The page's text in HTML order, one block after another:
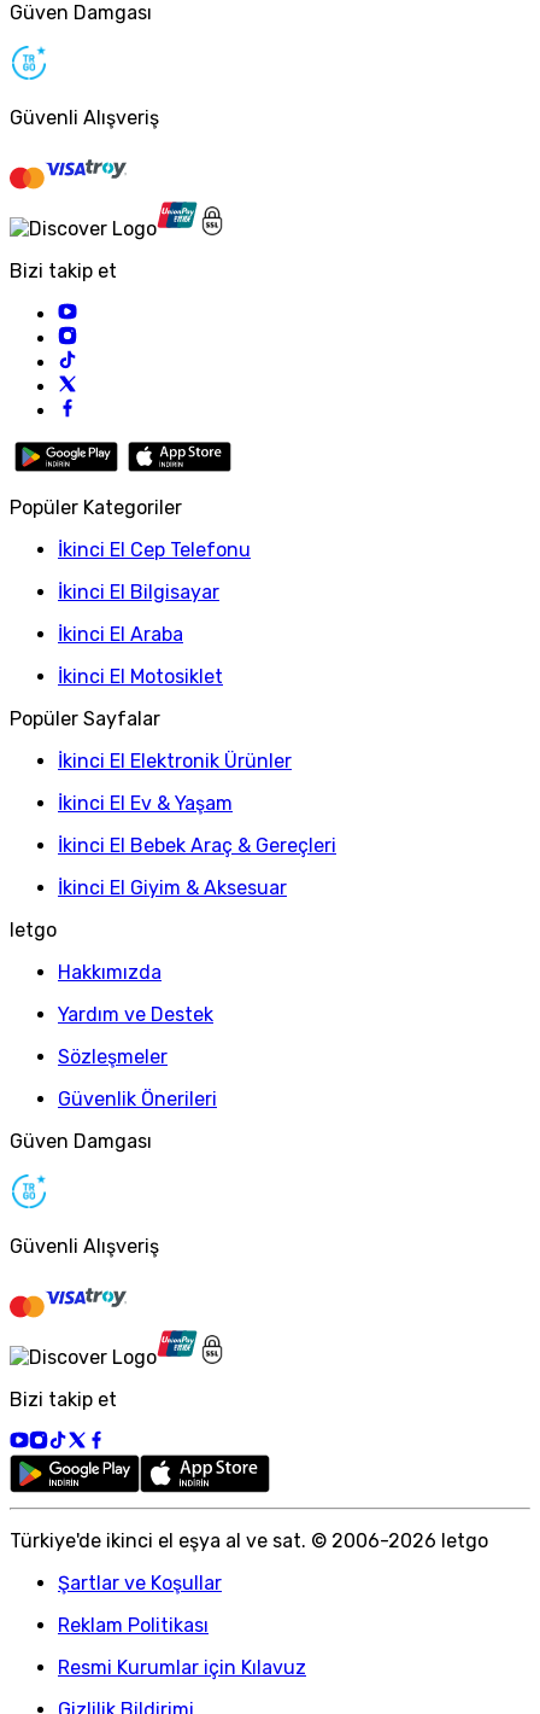
Güven Damgası
Güvenli Alışveriş
Bizi takip et
Popüler Kategoriler
İkinci El Cep Telefonu
İkinci El Bilgisayar
İkinci El Araba
İkinci El Motosiklet
Popüler Sayfalar
İkinci El Elektronik Ürünler
İkinci El Ev & Yaşam
İkinci El Bebek Araç & Gereçleri
İkinci El Giyim & Aksesuar
letgo
Hakkımızda
Yardım ve Destek
Sözleşmeler
Güvenlik Önerileri
Güven Damgası
Güvenli Alışveriş
Bizi takip et
Türkiye'de ikinci el eşya al ve sat. © 2006-2026 letgo
Şartlar ve Koşullar
Reklam Politikası
Resmi Kurumlar için Kılavuz